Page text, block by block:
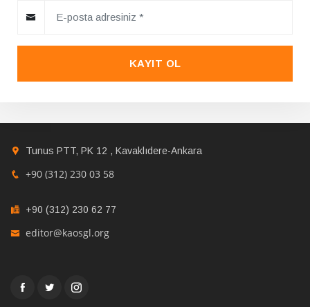
KAYIT OL
Tunus PTT, PK 12 , Kavaklıdere-Ankara
+90 (312) 230 03 58
+90 (312) 230 62 77
editor@kaosgl.org